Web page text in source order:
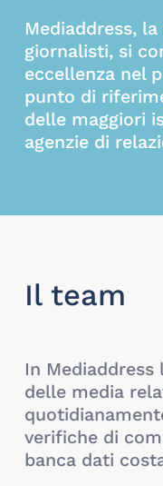
Mediaddress,
giornalisti, si
eccellenza nel
punto di
delle maggiori
agenzie di
Il team
In
delle media
verifiche di
banca dati